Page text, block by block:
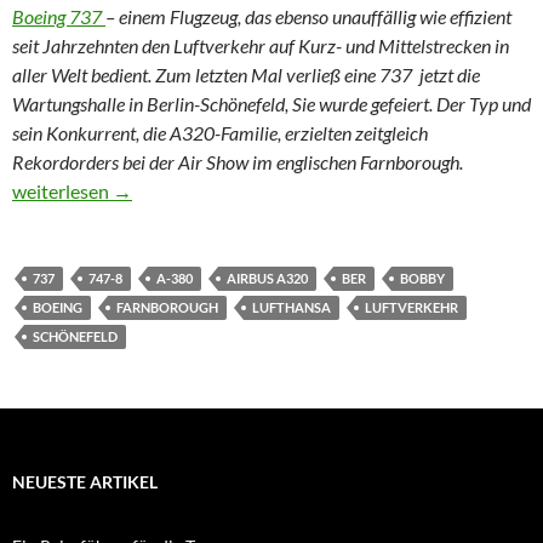
Boeing 737– einem Flugzeug, das ebenso unauffällig wie effizient
seit Jahrzehnten den Luftverkehr auf Kurz- und Mittelstrecken in
aller Welt bedient. Zum letzten Mal verließ eine 737 jetzt die
Wartungshalle in Berlin-Schönefeld, Sie wurde gefeiert. Der Typ und
sein Konkurrent, die A320-Familie, erzielten zeitgleich
Rekordorders bei der Air Show im englischen Farnborough.
Sie nannten ihn Bobby (Update nach Farnborough-Bilanz)
weiterlesen →
737 747-8 A-380 AIRBUS A320 BER
BOBBY
BOEING
FARNBOROUGH LUFTHANSA
LUFTVERKEHR
SCHÖNEFELD
NEUESTE ARTIKEL